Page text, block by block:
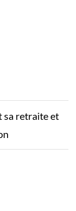
sa retraite et